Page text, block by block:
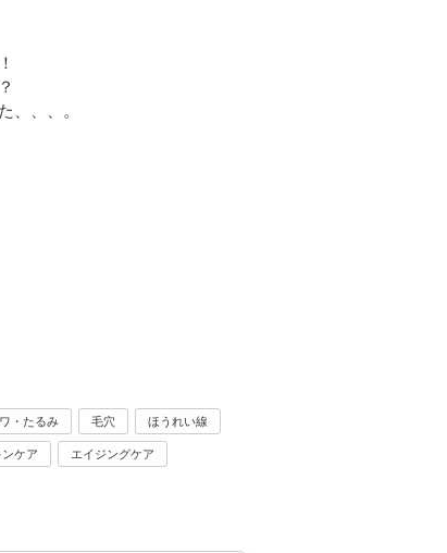
、、、。
・たるみ 毛穴 ほうれい線
ケア エイジングケア